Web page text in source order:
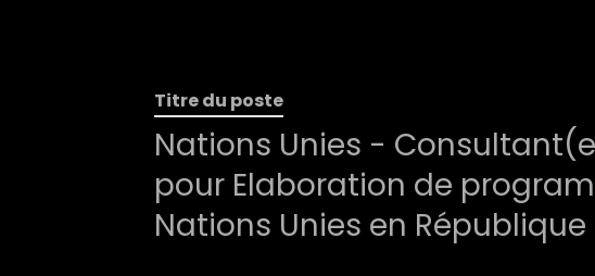
Titre du poste
Nations Unies -
pour Elaboration de
Nations Unies en